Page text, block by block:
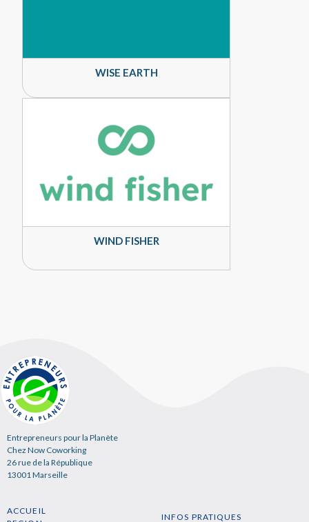
WISE EARTH
WIND FISHER
Entrepreneurs pour la Planète
Chez Now Coworking
26 rue de la République
13001 Marseille
ACCUEIL
INFOS PRATIQUES